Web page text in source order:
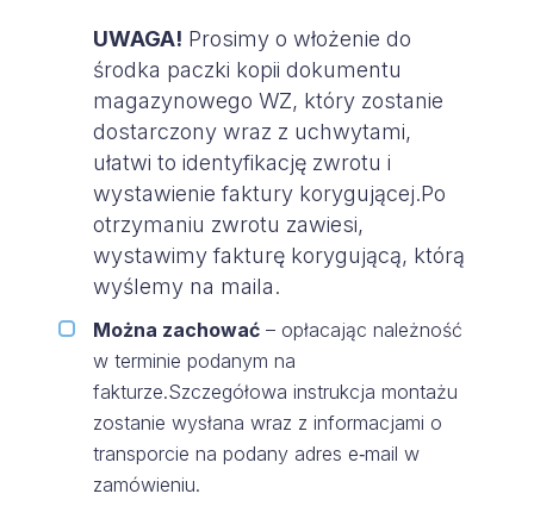
UWAGA! Prosimy o włożenie do
środka paczki kopii dokumentu
magazynowego WZ, który zostanie
dostarczony wraz z uchwytami,
ułatwi to identyfikację zwrotu i
wystawienie faktury korygującej.Po
otrzymaniu zwrotu zawiesi,
wystawimy fakturę korygującą, którą
wyślemy na maila.
Można zachować – opłacając należność
w terminie podanym na
fakturze.Szczegółowa instrukcja montażu
zostanie wysłana wraz z informacjami o
transporcie na podany adres e‑mail w
zamówieniu.